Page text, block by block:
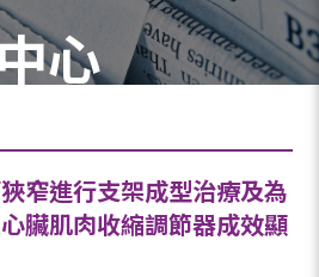
心
窄進行支架成型治療及為
臟肌肉收縮調節器成效顯